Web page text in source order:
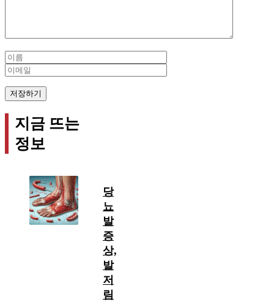
Name
지금 뜨는
정보
당
뇨
발
증
상,
발
저
림